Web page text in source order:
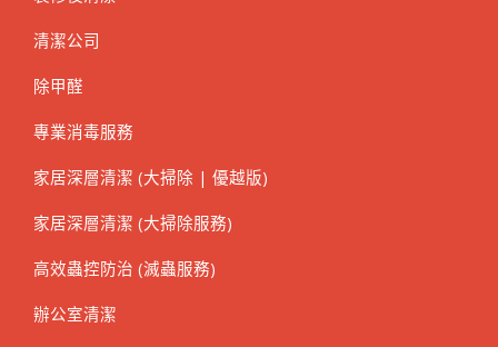
清潔公司
除甲醛
專業消毒服務
家居深層清潔 (大掃除 | 優越版)
家居深層清潔 (大掃除服務)
高效蟲控防治 (滅蟲服務)
辦公室清潔